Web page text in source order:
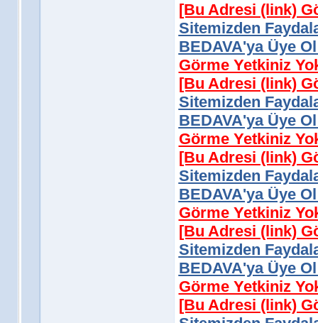
[Bu Adresi (link)
Sitemizden
BEDAVA'ya Üye
Görme Yetkiniz
[Bu Adresi (link)
Sitemizden
BEDAVA'ya Üye
Görme Yetkiniz
[Bu Adresi (link)
Sitemizden
BEDAVA'ya Üye
Görme Yetkiniz
[Bu Adresi (link)
Sitemizden
BEDAVA'ya Üye
Görme Yetkiniz
[Bu Adresi (link)